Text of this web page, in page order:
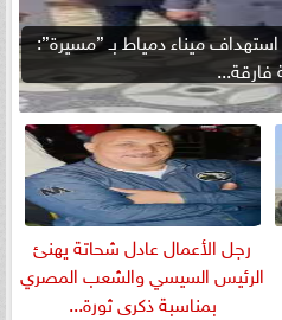
ميناء دمياط بـ ”مسيرة”:
فارقة...
رجل الأعمال عادل شحاتة يهنئ
الرئيس السيسي والشعب المصري
بمناسبة ذكرى ثورة...